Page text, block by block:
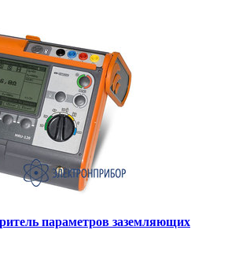
параметров заземляющих